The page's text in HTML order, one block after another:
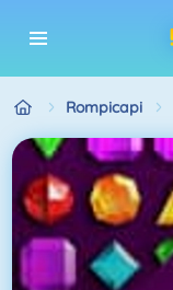
Rompicapi